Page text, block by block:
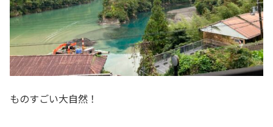
ものすごい大自然！